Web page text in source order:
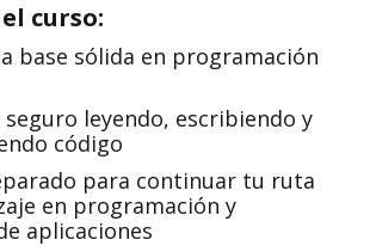
curso:
base sólida en programación
leyendo, escribiendo y
código
para continuar tu ruta
en programación y
aplicaciones